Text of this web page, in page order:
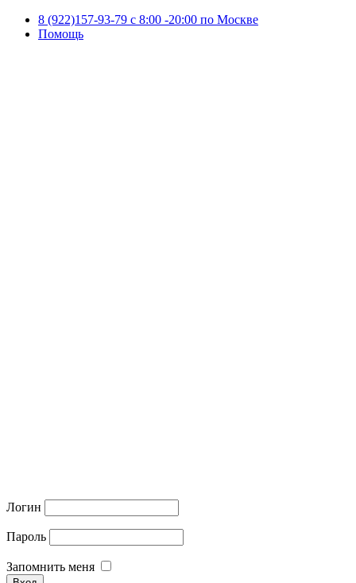
8 (922)157-93-79 c 8:00 -20:00 по Москве
Помощь
Логин
Пароль
Запомнить меня